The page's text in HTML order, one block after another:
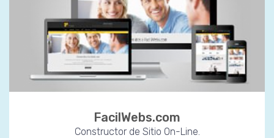
FacilWebs.com
Constructor de Sitio On-Line.